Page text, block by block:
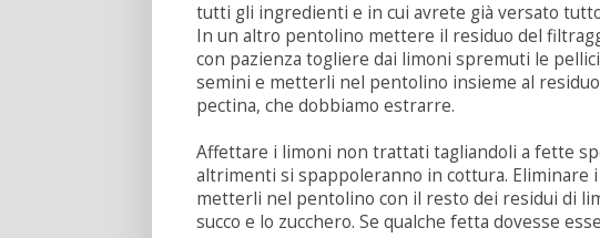
tutti gli ingredienti e in cui avrete già versato
In un altro pentolino mettere il residuo del
con pazienza togliere dai limoni spremuti le
semini e metterli nel pentolino insieme al
pectina, che dobbiamo estrarre.
Affettare i limoni non trattati tagliandoli a fette
altrimenti si spappoleranno in cottura. Eliminare
metterli nel pentolino con il resto dei residui di
succo e lo zucchero. Se qualche fetta dovesse